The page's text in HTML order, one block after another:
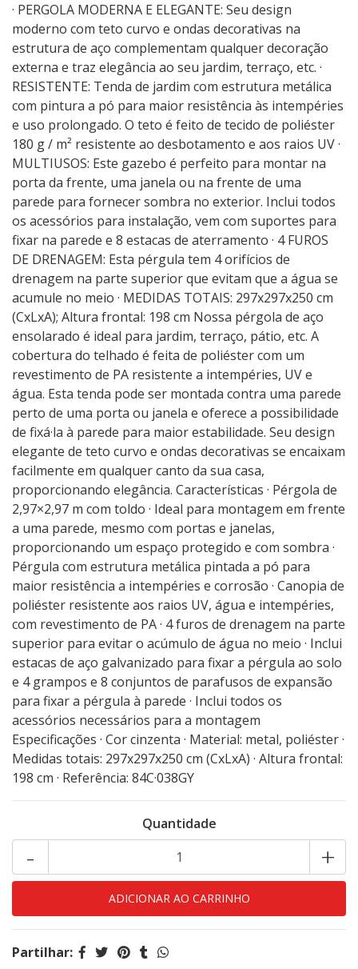
· PERGOLA MODERNA E ELEGANTE: Seu design
moderno com teto curvo e ondas decorativas na
estrutura de aço complementam qualquer decoração
externa e traz elegância ao seu jardim, terraço, etc. ·
RESISTENTE: Tenda de jardim com estrutura metálica
com pintura a pó para maior resistência às intempéries
e uso prolongado. O teto é feito de tecido de poliéster
180 g / m² resistente ao desbotamento e aos raios UV ·
MULTIUSOS: Este gazebo é perfeito para montar na
porta da frente, uma janela ou na frente de uma
parede para fornecer sombra no exterior. Inclui todos
os acessórios para instalação, vem com suportes para
fixar na parede e 8 estacas de aterramento · 4 FUROS
DE DRENAGEM: Esta pérgula tem 4 orifícios de
drenagem na parte superior que evitam que a água se
acumule no meio · MEDIDAS TOTAIS: 297x297x250 cm
(CxLxA); Altura frontal: 198 cm Nossa pérgola de aço
ensolarado é ideal para jardim, terraço, pátio, etc. A
cobertura do telhado é feita de poliéster com um
revestimento de PA resistente a intempéries, UV e
água. Esta tenda pode ser montada contra uma parede
perto de uma porta ou janela e oferece a possibilidade
de fixá·la à parede para maior estabilidade. Seu design
elegante de teto curvo e ondas decorativas se encaixam
facilmente em qualquer canto da sua casa,
proporcionando elegância. Características · Pérgola de
2,97×2,97 m com toldo · Ideal para montagem em frente
a uma parede, mesmo com portas e janelas,
proporcionando um espaço protegido e com sombra ·
Pérgula com estrutura metálica pintada a pó para
maior resistência a intempéries e corrosão · Canopia de
poliéster resistente aos raios UV, água e intempéries,
com revestimento de PA · 4 furos de drenagem na parte
superior para evitar o acúmulo de água no meio · Inclui
estacas de aço galvanizado para fixar a pérgula ao solo
e 4 grampos e 8 conjuntos de parafusos de expansão
para fixar a pérgula à parede · Inclui todos os
acessórios necessários para a montagem
Especificações · Cor cinzenta · Material: metal, poliéster ·
Medidas totais: 297x297x250 cm (CxLxA) · Altura frontal:
198 cm · Referência: 84C·038GY
Quantidade
+
-
Partilhar: